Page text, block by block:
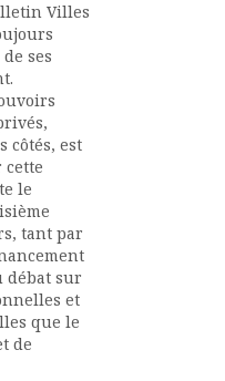
Villes
ses
côtés, est
cette
le
tant par
débat sur
et
que le
de